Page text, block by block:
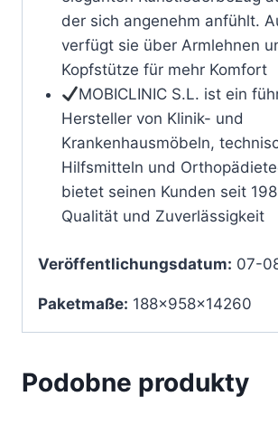
der sich angenehm anfühlt.
verfügt sie über Armlehnen
Kopfstütze für mehr Komfort
MOBICLINIC S.L. ist ein
Hersteller von Klinik- und
Krankenhausmöbeln,
Hilfsmitteln und
bietet seinen Kunden seit
Qualität und Zuverlässigkeit
Veröffentlichungsdatum: 07-
Paketmaße: 188x958x14260
Podobne produkty